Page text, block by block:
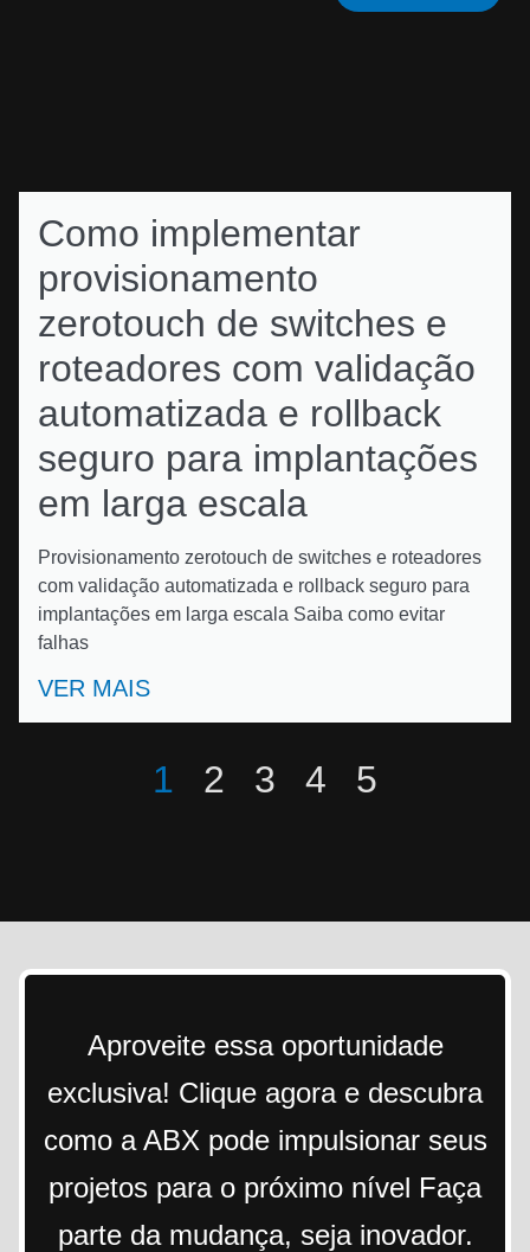
Como implementar
provisionamento
zerotouch de switches e
roteadores com validação
automatizada e rollback
seguro para implantações
em larga escala
Provisionamento zerotouch de switches e roteadores
com validação automatizada e rollback seguro para
implantações em larga escala Saiba como evitar
falhas
VER MAIS
1 2 3 4 5
Aproveite essa oportunidade
exclusiva! Clique agora e descubra
como a ABX pode impulsionar seus
projetos para o próximo nível Faça
parte da mudança, seja inovador.